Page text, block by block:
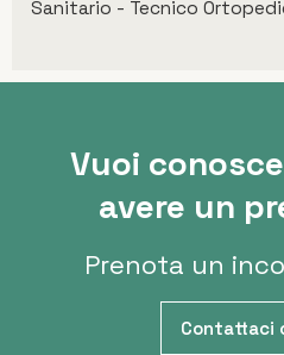
Sanitario - Tecnico
Vuoi
avere un
Prenota un
Contattaci